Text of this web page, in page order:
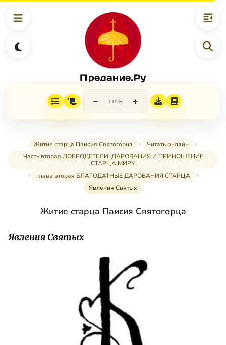
Предание.Ру
− 110% +
Житие старца Паисия Святогорца
Читать онлайн
Часть вторая ДОБРОДЕТЕЛИ, ДАРОВАНИЯ И ПРИНОШЕНИЕ
СТАРЦА МИРУ
глава вторая БЛАГОДАТНЫЕ ДАРОВАНИЯ СТАРЦА
Явления Святых
Житие старца Паисия Святогорца
Явления Святых